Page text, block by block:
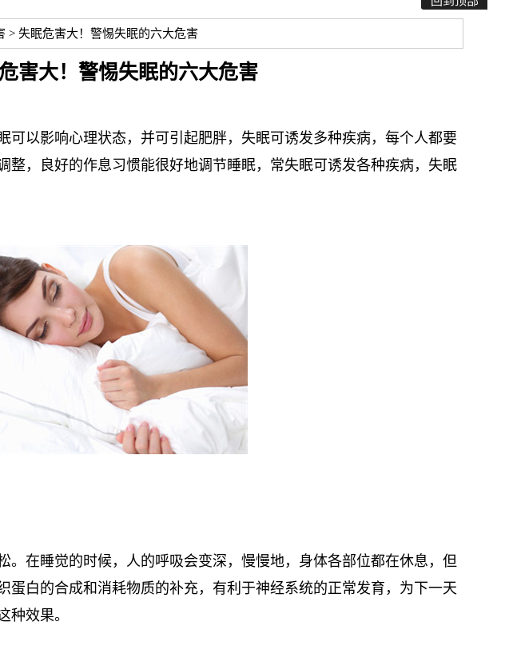
> 失眠危害大！警惕失眠的六大危害
害大！警惕失眠的六大危害
可以影响心理状态，并可引起肥胖，失眠可诱发多种疾病，每个人都要
整，良好的作息习惯能很好地调节睡眠，常失眠可诱发各种疾病，失眠
。在睡觉的时候，人的呼吸会变深，慢慢地，身体各部位都在休息，但
蛋白的合成和消耗物质的补充，有利于神经系统的正常发育，为下一天
种效果。